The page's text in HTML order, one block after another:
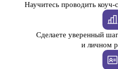
Научитесь проводить
Сделаете уверенный
и личном